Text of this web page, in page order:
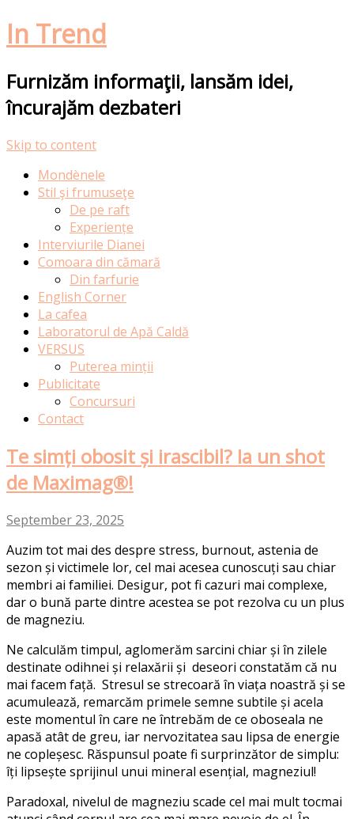
In Trend
Furnizăm informaţii, lansăm idei,
încurajăm dezbateri
Skip to content
Mondènele
Stil şi frumuseţe
De pe raft
Experiențe
Interviurile Dianei
Comoara din cămară
Din farfurie
English Corner
La cafea
Laboratorul de Apă Caldă
VERSUS
Puterea minții
Publicitate
Concursuri
Contact
Te simți obosit și irascibil? Ia un shot
de Maximag®!
September 23, 2025
Auzim tot mai des despre stress, burnout, astenia de
sezon și victimele lor, cel mai acesea cunoscuți sau chiar
membri ai familiei. Desigur, pot fi cazuri mai complexe,
dar o bună parte dintre acestea se pot rezolva cu un plus
de magneziu.
Ne calculăm timpul, aglomerăm sarcini chiar și în zilele
destinate odihnei și relaxării și deseori constatăm că nu
mai facem față. Stresul se strecoară în viața noastră și se
acumulează, remarcăm primele semne subtile și acela
este momentul în care ne întrebăm de ce oboseala ne
apasă atât de greu, iar nervozitatea sau lipsa de energie
ne copleșesc. Răspunsul poate fi surprinzător de simplu:
îți lipsește sprijinul unui mineral esențial, magneziul!
Paradoxal, nivelul de magneziu scade cel mai mult tocmai